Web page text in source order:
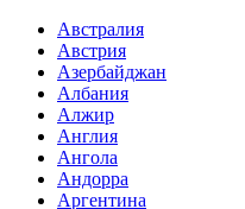
Австралия
Австрия
Азербайджан
Албания
Алжир
Англия
Ангола
Андорра
Аргентина